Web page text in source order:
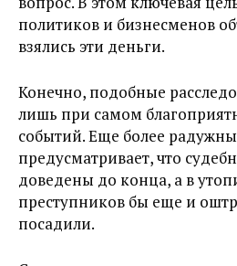
политиков и бизнесменов
взялись эти деньги.
Конечно, подобные
лишь при самом
событий. Еще более
предусматривает, что
доведены до конца, а в
преступников бы еще и
посадили.